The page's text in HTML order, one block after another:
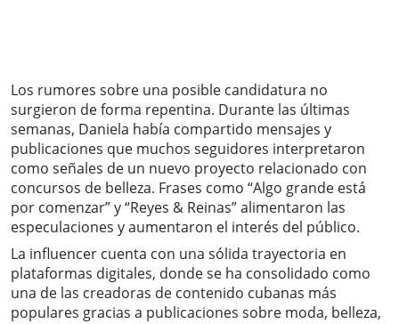
Los rumores sobre una posible candidatura no
surgieron de forma repentina. Durante las últimas
semanas, Daniela había compartido mensajes y
publicaciones que muchos seguidores interpretaron
como señales de un nuevo proyecto relacionado con
concursos de belleza. Frases como “Algo grande está
por comenzar” y “Reyes & Reinas” alimentaron las
especulaciones y aumentaron el interés del público.
La influencer cuenta con una sólida trayectoria en
plataformas digitales, donde se ha consolidado como
una de las creadoras de contenido cubanas más
populares gracias a publicaciones sobre moda, belleza,